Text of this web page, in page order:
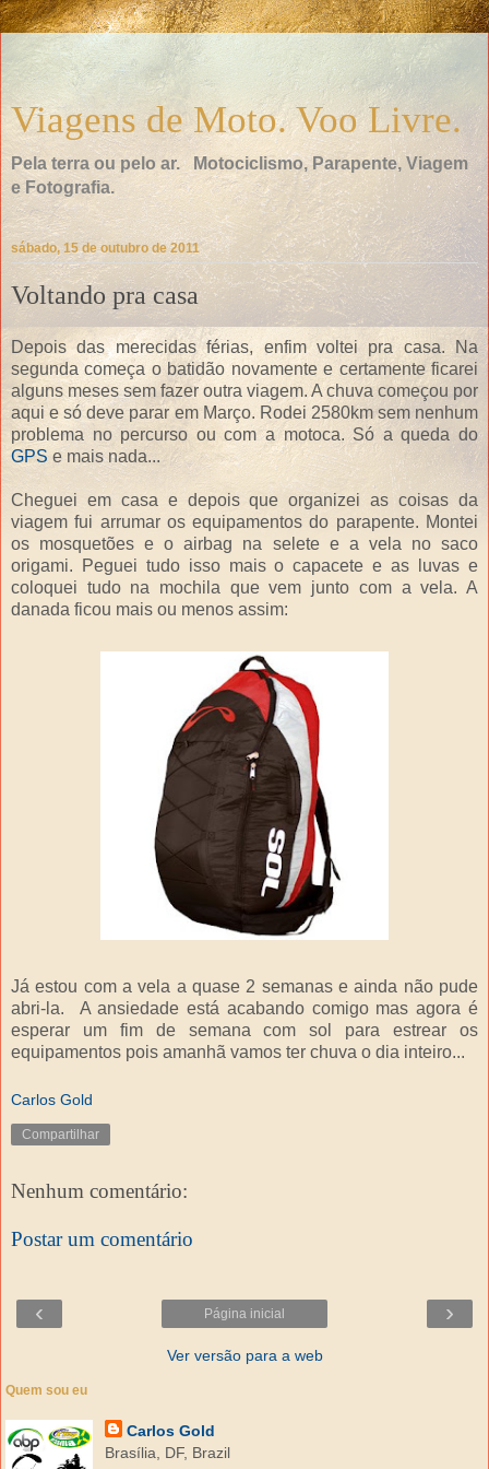
Viagens de Moto. Voo Livre.
Pela terra ou pelo ar. Motociclismo, Parapente, Viagem
e Fotografia.
sábado, 15 de outubro de 2011
Voltando pra casa
Depois das merecidas férias, enfim voltei pra casa. Na
segunda começa o batidão novamente e certamente ficarei
alguns meses sem fazer outra viagem. A chuva começou por
aqui e só deve parar em Março. Rodei 2580km sem nenhum
problema no percurso ou com a motoca. Só a queda do
GPS e mais nada...
Cheguei em casa e depois que organizei as coisas da
viagem fui arrumar os equipamentos do parapente. Montei
os mosquetões e o airbag na selete e a vela no saco
origami. Peguei tudo isso mais o capacete e as luvas e
coloquei tudo na mochila que vem junto com a vela. A
danada ficou mais ou menos assim:
Já estou com a vela a quase 2 semanas e ainda não pude
abri-la. A ansiedade está acabando comigo mas agora é
esperar um fim de semana com sol para estrear os
equipamentos pois amanhã vamos ter chuva o dia inteiro...
Carlos Gold
Compartilhar
Nenhum comentário:
Postar um comentário
‹ ›
Página inicial
Ver versão para a web
Quem sou eu
Carlos Gold
Brasília, DF, Brazil